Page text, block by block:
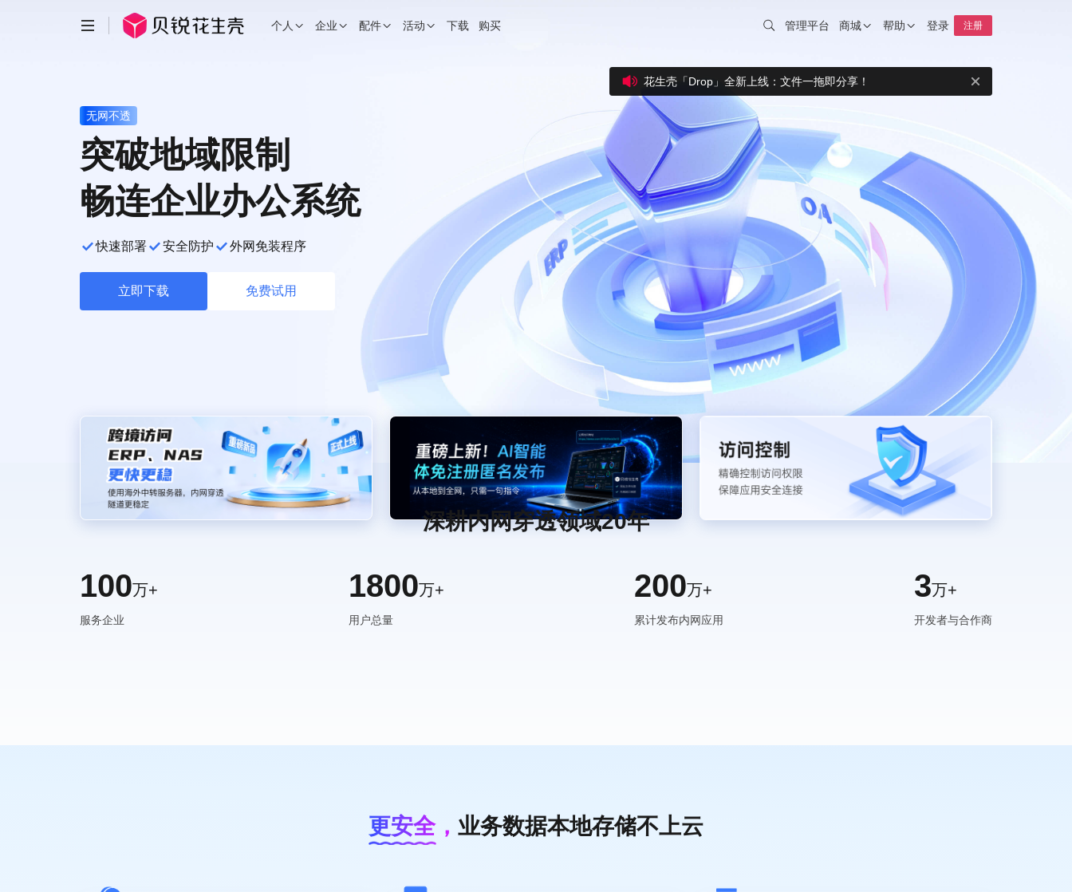
蒲公英 · 异地组网
洋葱头 · 协作无间
智能硬件
个人 企业 配件 活动 下载 购买 管理平台 商城
智能硬件
商品分类
购物车
我的订单
帮助
联系客服
钻石VIPHOT
帮助文档
登录 注册
无网不透
突破地域限制
畅连企业办公系统
快速部署 安全防护 外网免装程序
立即下载 免费试用
花生壳「Drop」全新上线：文件一拖即分享！
深耕内网穿透领域20年
100万+
服务企业
1800万+
用户总量
200万+
累计发布内网应用
3万+
开发者与合作商
更安全， 业务数据本地存储不上云